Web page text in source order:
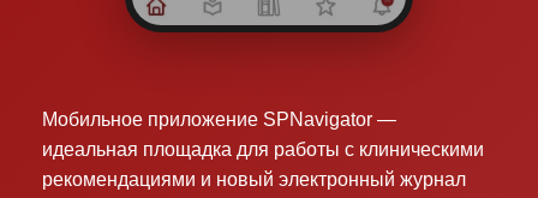
Мобильное приложение SPNavigator —
идеальная площадка для работы с клиническими
рекомендациями и новый электронный журнал